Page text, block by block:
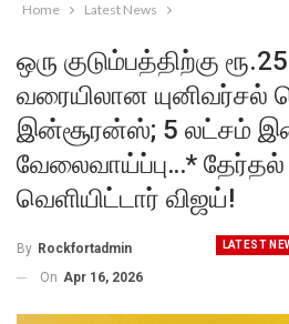
Home Latest News
ஒரு குடும்பத்திற்கு
வரையிலான
இன்சூரன்ஸ்; 5 லட்சம்
வேலைவாய்ப்பு…*
வெளியிட்டார் விஜய்!
LATEST
By Rockfortadmin
On Apr 16, 2026